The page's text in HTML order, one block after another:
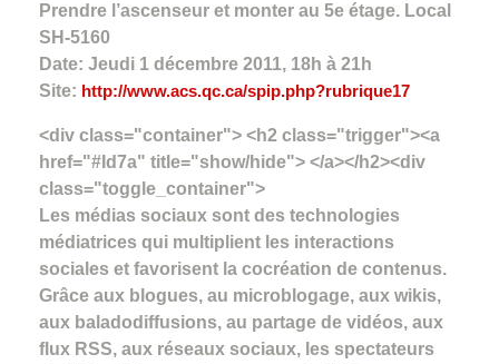
Prendre l’ascenseur et monter au 5e étage. Local
SH-5160
Date: Jeudi 1 décembre 2011, 18h à 21h
Site: http://www.acs.qc.ca/spip.php?rubrique17
<div class="container"> <h2 class="trigger"><a
href="#Id7a" title="show/hide"> </a></h2><div
class="toggle_container">
Les médias sociaux sont des technologies
médiatrices qui multiplient les interactions
sociales et favorisent la cocréation de contenus.
Grâce aux blogues, au microblogage, aux wikis,
aux baladodiffusions, au partage de vidéos, aux
flux RSS, aux réseaux sociaux, les spectateurs